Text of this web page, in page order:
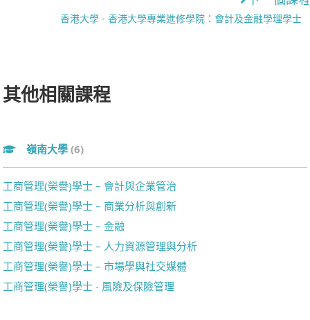
香港大學 - 香港大學專業進修學院：會計及金融學理學士
其他相關課程
嶺南大學 (6)
工商管理(榮譽)學士 – 會計與企業管治
工商管理(榮譽)學士 – 商業分析與創新
工商管理(榮譽)學士 – 金融
工商管理(榮譽)學士 – 人力資源管理與分析
工商管理(榮譽)學士 – 市場學與社交媒體
工商管理(榮譽)學士 - 風險及保險管理